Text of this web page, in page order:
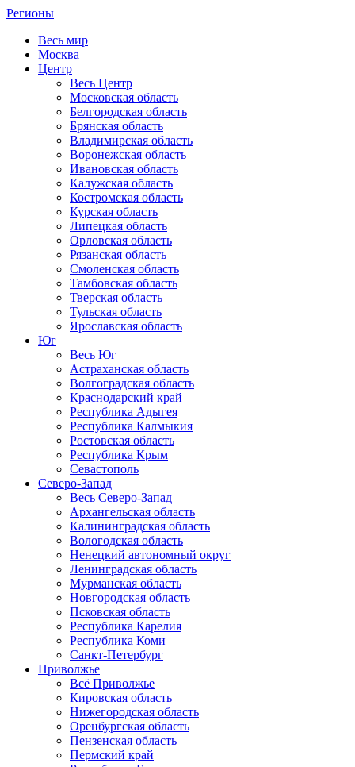
Регионы
Весь мир
Москва
Центр
Весь Центр
Московская область
Белгородская область
Брянская область
Владимирская область
Воронежская область
Ивановская область
Калужская область
Костромская область
Курская область
Липецкая область
Орловская область
Рязанская область
Смоленская область
Тамбовская область
Тверская область
Тульская область
Ярославская область
Юг
Весь Юг
Астраханская область
Волгоградская область
Краснодарский край
Республика Адыгея
Республика Калмыкия
Ростовская область
Республика Крым
Севастополь
Северо-Запад
Весь Северо-Запад
Архангельская область
Калининградская область
Вологодская область
Ненецкий автономный округ
Ленинградская область
Мурманская область
Новгородская область
Псковская область
Республика Карелия
Республика Коми
Санкт-Петербург
Приволжье
Всё Приволжье
Кировская область
Нижегородская область
Оренбургская область
Пензенская область
Пермский край